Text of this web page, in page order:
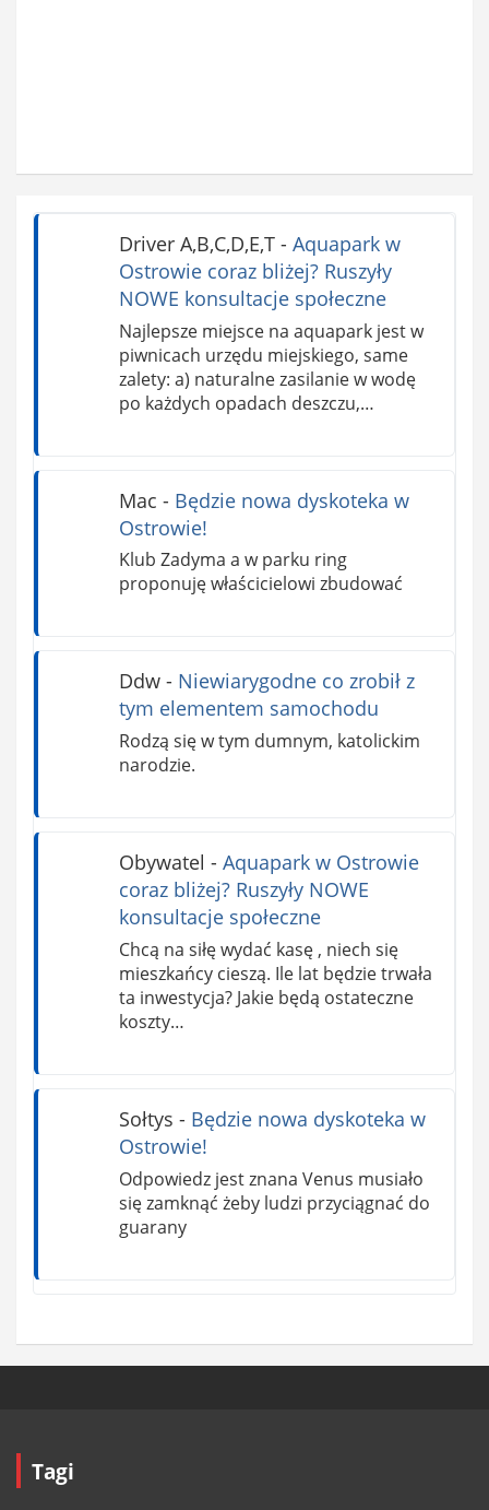
Driver A,B,C,D,E,T- Aquapark w
Ostrowie coraz bliżej? Ruszyły
NOWE konsultacje społeczne
Najlepsze miejsce na aquapark jest w
piwnicach urzędu miejskiego, same
zalety: a) naturalne zasilanie w wodę
po każdych opadach deszczu,…
Mac - Będzie nowa dyskoteka w
Ostrowie!
Klub Zadyma a w parku ring
proponuję właścicielowi zbudować
Ddw- Niewiarygodne co zrobił z
tym elementem samochodu
Rodzą się w tym dumnym, katolickim
narodzie.
Obywatel - Aquapark w Ostrowie
coraz bliżej? Ruszyły NOWE
konsultacje społeczne
Chcą na siłę wydać kasę , niech się
mieszkańcy cieszą. Ile lat będzie trwała
ta inwestycja? Jakie będą ostateczne
koszty…
Sołtys - Będzie nowa dyskoteka w
Ostrowie!
Odpowiedz jest znana Venus musiało
się zamknąć żeby ludzi przyciągnać do
guarany
Tagi